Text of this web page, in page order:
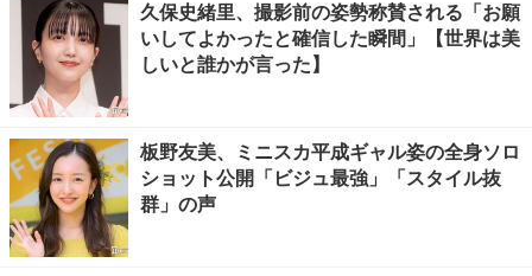
久保史緒里、撮影前の姿勢称賛される「お願
いしてよかったと確信した瞬間」【世界は美
しいと誰かが言った】
板野友美、ミニスカ平成ギャル姿の全身ソロ
ショット公開「ビジュ最強」「スタイル抜
群」の声